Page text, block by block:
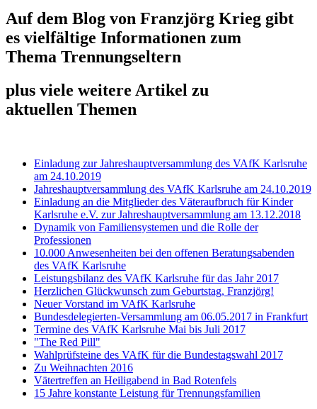
Auf dem Blog von Franzjörg Krieg gibt
es vielfältige Informationen zum
Thema Trennungseltern
plus viele weitere Artikel zu
aktuellen Themen
Einladung zur Jahreshauptversammlung des VAfK Karlsruhe
am 24.10.2019
Jahreshauptversammlung des VAfK Karlsruhe am 24.10.2019
Einladung an die Mitglieder des Väteraufbruch für Kinder
Karlsruhe e.V. zur Jahreshauptversammlung am 13.12.2018
Dynamik von Familiensystemen und die Rolle der
Professionen
10.000 Anwesenheiten bei den offenen Beratungsabenden
des VAfK Karlsruhe
Leistungsbilanz des VAfK Karlsruhe für das Jahr 2017
Herzlichen Glückwunsch zum Geburtstag, Franzjörg!
Neuer Vorstand im VAfK Karlsruhe
Bundesdelegierten-Versammlung am 06.05.2017 in Frankfurt
Termine des VAfK Karlsruhe Mai bis Juli 2017
"The Red Pill"
Wahlprüfsteine des VAfK für die Bundestagswahl 2017
Zu Weihnachten 2016
Vätertreffen an Heiligabend in Bad Rotenfels
15 Jahre konstante Leistung für Trennungsfamilien